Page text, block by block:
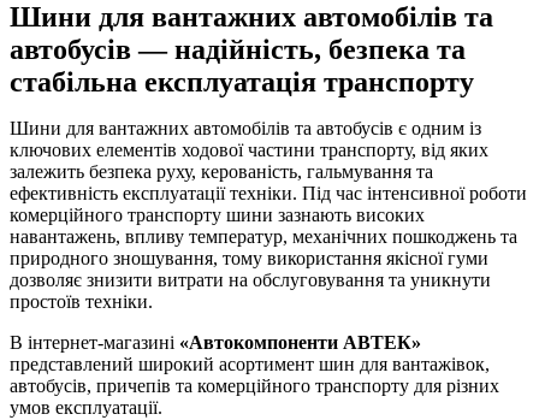
Шини для вантажних автомобілів та
автобусів — надійність, безпека та
стабільна експлуатація транспорту
Шини для вантажних автомобілів та автобусів є одним із
ключових елементів ходової частини транспорту, від яких
залежить безпека руху, керованість, гальмування та
ефективність експлуатації техніки. Під час інтенсивної роботи
комерційного транспорту шини зазнають високих
навантажень, впливу температур, механічних пошкоджень та
природного зношування, тому використання якісної гуми
дозволяє знизити витрати на обслуговування та уникнути
простоїв техніки.
В інтернет-магазині «Автокомпоненти АВТЕК»
представлений широкий асортимент шин для вантажівок,
автобусів, причепів та комерційного транспорту для різних
умов експлуатації.